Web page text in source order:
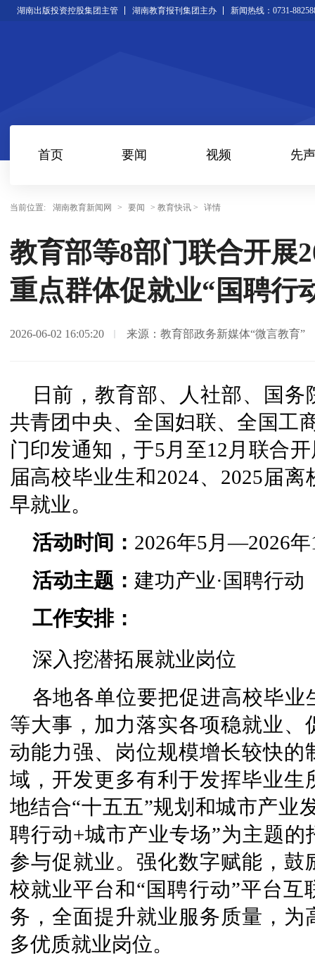
湖南出版投资控股集团主管 湖南教育报刊集团主办 新闻热线：0731-
首页 要闻 视频 先声
当前位置: 湖南教育新闻网 > 要闻 > 教育快讯 > 详情
教育部等8部门联合开展
重点群体促就业“国聘行
2026-06-02 16:05:20 来源：教育部政务新媒体“微言教育”
日前，教育部、人社部、国
共青团中央、全国妇联、全国工
门印发通知，于5月至12月联合
届高校毕业生和2024、2025届
早就业。
活动时间： 2026年5月—2026年
活动主题： 建功产业·国聘行动
工作安排：
深入挖潜拓展就业岗位
各地各单位要把促进高校毕
等大事，加力落实各项稳就业
动能力强、岗位规模增长较快
域，开发更多有利于发挥毕业
地结合“十五五”规划和城市产业
聘行动+城市产业专场”为主题
参与促就业。强化数字赋能，
校就业平台和“国聘行动”平台
务，全面提升就业服务质量，
多优质就业岗位。